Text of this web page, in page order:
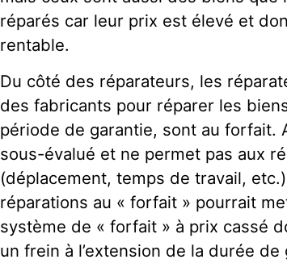
réparés car leur prix est élevé et
rentable.
Du côté des réparateurs, les
des fabricants pour réparer les
période de garantie, sont au forfait.
sous-évalué et ne permet pas aux
(déplacement, temps de travail,
réparations au « forfait » pourrait
système de « forfait » à prix cassé
un frein à l’extension de la durée de